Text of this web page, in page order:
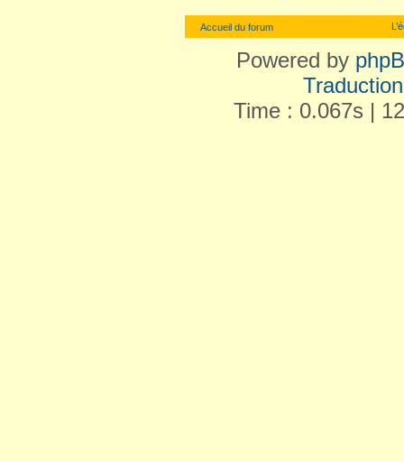
Accueil du forum
Powered by
Time : 0.067s |